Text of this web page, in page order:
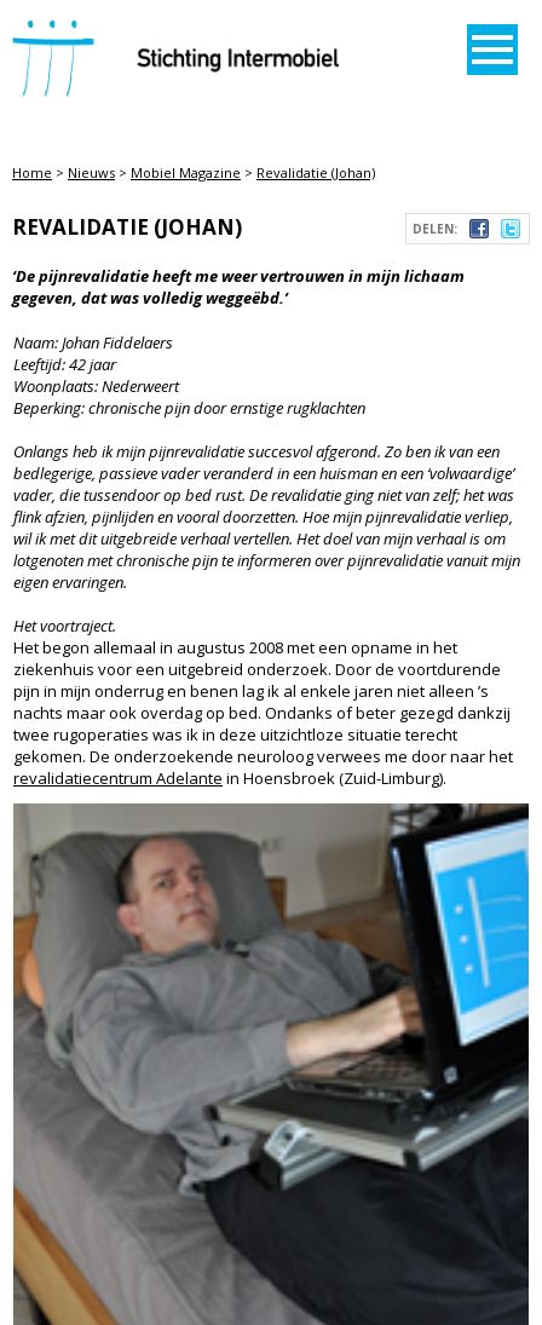
STICHTING INTERMOBIEL
Home > Nieuws > Mobiel Magazine > Revalidatie (Johan)
DELEN:
REVALIDATIE (JOHAN)
‘De pijnrevalidatie heeft me weer vertrouwen in mijn lichaam
gegeven, dat was volledig weggeëbd.’
Naam: Johan Fiddelaers
Leeftijd: 42 jaar
Woonplaats: Nederweert
Beperking: chronische pijn door ernstige rugklachten
Onlangs heb ik mijn pijnrevalidatie succesvol afgerond. Zo ben ik van een
bedlegerige, passieve vader veranderd in een huisman en een ‘volwaardige’
vader, die tussendoor op bed rust. De revalidatie ging niet van zelf; het was
flink afzien, pijnlijden en vooral doorzetten. Hoe mijn pijnrevalidatie verliep,
wil ik met dit uitgebreide verhaal vertellen. Het doel van mijn verhaal is om
lotgenoten met chronische pijn te informeren over pijnrevalidatie vanuit mijn
eigen ervaringen.
Het voortraject.
Het begon allemaal in augustus 2008 met een opname in het
ziekenhuis voor een uitgebreid onderzoek. Door de voortdurende
pijn in mijn onderrug en benen lag ik al enkele jaren niet alleen ’s
nachts maar ook overdag op bed. Ondanks of beter gezegd dankzij
twee rugoperaties was ik in deze uitzichtloze situatie terecht
gekomen. De onderzoekende neuroloog verwees me door naar het
revalidatiecentrum Adelante in Hoensbroek (Zuid-Limburg).